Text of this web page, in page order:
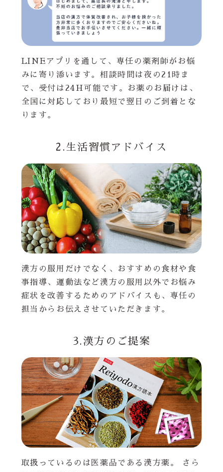
LINEアプリを通して、専任の薬剤師がお悩
みに寄り添います。相談時間は夜の21時ま
で、受付は24H可能です。お薬のお届けは、
全国に対応しており最短で翌日のご到着とな
ります。
2.生活習慣アドバイス
漢方の服用だけでなく、おすすめの食材や食
事指導、運動法など漢方の服用以外でお悩み
症状を改善するためのアドバイスも、専任の
担当からお伝えさせていただきます。
3.漢方のご提案
取扱っているのは医薬品である漢方薬。 さら